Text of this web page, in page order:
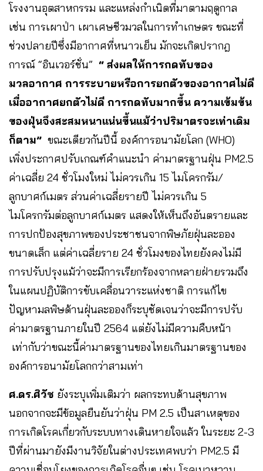
โรงงานอุตสาหกรรม และแหล่งกำเนิดที่มาตามฤดูกาล
เช่น การเผาป่า เผาเศษชีวมวลในการทำเกษตร ขณะที่
ช่วงปลายปีซึ่งมีอากาศที่หนาวเย็น มักจะเกิดปรากฎ
การณ์ “อินเวอร์ชั่น” “ ส่งผลให้การกดทับของ
มวลอากาศ การระบายหรือการยกตัวของอากาศไม่ดี
เมื่ออากาศยกตัวไม่ดี การกดทับมากขึ้น ความเข้มข้น
ของฝุ่นจึงสะสมหนาแน่นขึ้นแม้ว่าปริมาตรจะเท่าเดิม
ก็ตาม” ขณะเดียวกันปีนี้ องค์การอนามัยโลก (WHO)
เพิ่งประกาศปรับเกณฑ์คำแนะนำ ค่ามาตรฐานฝุ่น PM2.5
ค่าเฉลี่ย 24 ชั่วโมงใหม่ ไม่ควรเกิน 15 ไมโครกรัม/
ลูกบาศก์เมตร ส่วนค่าเฉลี่ยรายปี ไม่ควรเกิน 5
ไมโครกรัมต่อลูกบาศก์เมตร แสดงให้เห็นถึงอันตรายและ
การปกป้องสุขภาพของประชาชนจากพิษภัยฝุ่นละออง
ขนาดเล็ก แต่ค่าเฉลี่ยราย 24 ชั่วโมงของไทยยังคงไม่มี
การปรับปรุงแม้ว่าจะมีการเรียกร้องจากหลายฝ่ายรวมถึง
ในแผนปฏิบัติการขับเคลื่อนวาระแห่งชาติ การแก้ไข
ปัญหามลพิษด้านฝุ่นละอองก็ระบุชัดเจนว่าจะมีการปรับ
ค่ามาตรฐานภายในปี 2564 แต่ยังไม่มีความคืบหน้า
เท่ากับว่าขณะนี้ค่ามาตรฐานของไทยเกินมาตรฐานของ
องค์การอนามัยโลกกว่าสามเท่า
ศ.ดร.ศิวัช ยังระบุเพิ่มเติมว่า ผลกระทบด้านสุขภาพ
นอกจากจะมีข้อมูลยืนยันว่าฝุ่น PM 2.5 เป็นสาเหตุของ
การเกิดโรคเกี่ยวกับระบบทางเดินหายใจแล้ว ในระยะ 2-3
ปีที่ผ่านมายังมีงานวิจัยในต่างประเทศพบว่า PM2.5 มี